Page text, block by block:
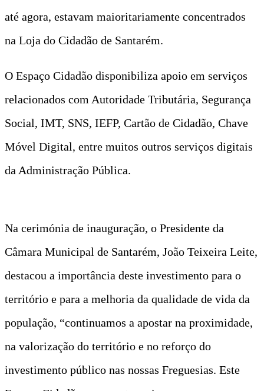
até agora, estavam maioritariamente concentrados
na Loja do Cidadão de Santarém.
O Espaço Cidadão disponibiliza apoio em serviços
relacionados com Autoridade Tributária, Segurança
Social, IMT, SNS, IEFP, Cartão de Cidadão, Chave
Móvel Digital, entre muitos outros serviços digitais
da Administração Pública.
Na cerimónia de inauguração, o Presidente da
Câmara Municipal de Santarém, João Teixeira Leite,
destacou a importância deste investimento para o
território e para a melhoria da qualidade de vida da
população, “continuamos a apostar na proximidade,
na valorização do território e no reforço do
investimento público nas nossas Freguesias. Este